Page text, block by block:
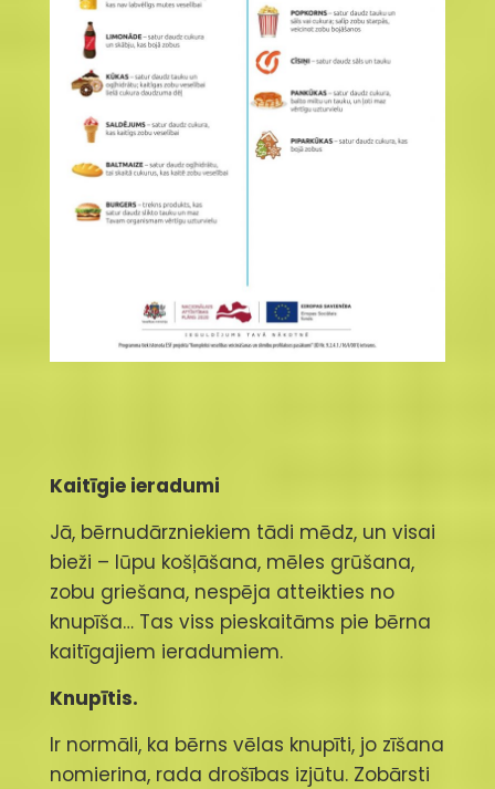
Kaitīgie ieradumi
Jā, bērnudārzniekiem tādi mēdz, un visai
bieži – lūpu košļāšana, mēles grūšana,
zobu griešana, nespēja atteikties no
knupīša… Tas viss pieskaitāms pie bērna
kaitīgajiem ieradumiem.
Knupītis.
Ir normāli, ka bērns vēlas knupīti, jo zīšana
nomierina, rada drošības izjūtu. Zobārsti